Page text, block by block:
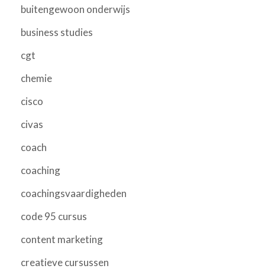
buitengewoon onderwijs
business studies
cgt
chemie
cisco
civas
coach
coaching
coachingsvaardigheden
code 95 cursus
content marketing
creatieve cursussen